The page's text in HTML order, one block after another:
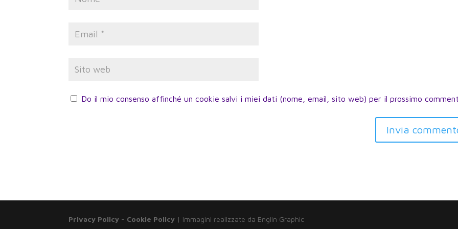
Do il mio consenso affinché un cookie salvi i miei dati (nome, email, sito web) per il prossimo
Invia
Privacy Policy - Cookie Policy | Immagini realizzate da Engiin Graphic